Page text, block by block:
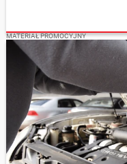
MATERIAŁ PROMOCYJNY